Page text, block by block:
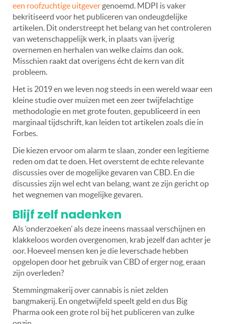
een roofzuchtige uitgever genoemd. MDPI is vaker
bekritiseerd voor het publiceren van ondeugdelijke
artikelen. Ditonderstreept het belang van het controleren
van wetenschappelijk werk, in plaats van ijverig
overnemen en herhalen van welke claims dan ook.
Misschien raakt dat overigens écht de kern van dit
probleem.
Het is 2019 en we leven nog steeds in een wereld waar een
kleine studie over muizen met een zeer twijfelachtige
methodologie en met grote fouten, gepubliceerd in een
marginaal tijdschrift, kan leiden tot artikelen zoals die in
Forbes.
Die kiezen ervoor om alarm te slaan, zonder een legitieme
reden om dat te doen. Het overstemt de echte relevante
discussies over de mogelijke gevaren van CBD. En die
discussies zijn wel echt van belang, want ze zijn gericht op
het wegnemen van mogelijke gevaren.
Blijf zelf nadenken
Als ‘onderzoeken’ als deze ineens massaal verschijnen en
klakkeloos worden overgenomen, krab jezelf dan achter je
oor. Hoeveel mensen ken je die leverschade hebben
opgelopen door het gebruik van CBD of erger nog, eraan
zijn overleden?
Stemmingmakerij over cannabis is niet zelden
bangmakerij. En ongetwijfeld speelt geld en dus Big
Pharma ook een grote rol bij het publiceren van zulke